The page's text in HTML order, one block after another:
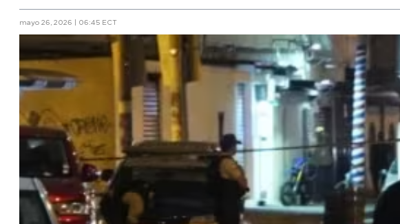
mayo 26, 2026 | 06:45 ECT